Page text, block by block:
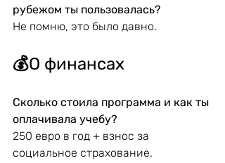
рубежом ты пользовалась?
Не помню, это было давно.
💰О финансах
Сколько стоила программа и как ты
оплачивала учебу?
250 евро в год + взнос за
социальное страхование.